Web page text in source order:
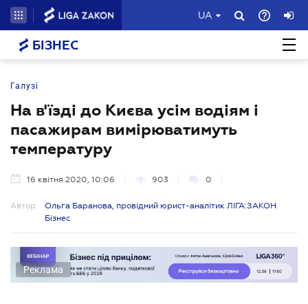
UA
БІЗНЕС
Галузі
На в'їзді до Києва усім водіям і
пасажирам вимірюватимуть
температуру
16 квітня 2020, 10:06 903 0
Автор:
Ольга Баранова, провідний юрист-аналітик ЛІГА:ЗАКОН
Бізнес
Реклама